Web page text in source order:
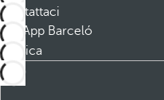
Contattaci
App Barceló
Scarica